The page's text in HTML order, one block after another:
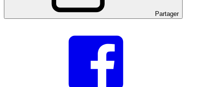
Partager